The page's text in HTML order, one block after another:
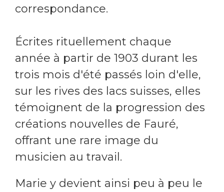
correspondance.
Écrites rituellement chaque
année à partir de 1903 durant les
trois mois d'été passés loin d'elle,
sur les rives des lacs suisses, elles
témoignent de la progression des
créations nouvelles de Fauré,
offrant une rare image du
musicien au travail.
Marie y devient ainsi peu à peu le